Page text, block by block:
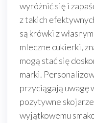
wyróżnić się i
z takich
są krówki z
mleczne cukierki,
mogą stać się
marki.
przyciągają uwagę
pozytywne
wyjątkowemu